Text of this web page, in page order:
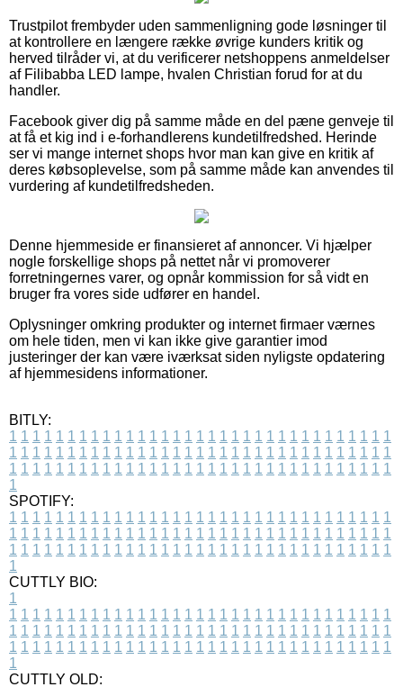
Trustpilot frembyder uden sammenligning gode løsninger til
at kontrollere en længere række øvrige kunders kritik og
herved tilråder vi, at du verificerer netshoppens anmeldelser
af Filibabba LED lampe, hvalen Christian forud for at du
handler.
Facebook giver dig på samme måde en del pæne genveje til
at få et kig ind i e-forhandlerens kundetilfredshed. Herinde
ser vi mange internet shops hvor man kan give en kritik af
deres købsoplevelse, som på samme måde kan anvendes til
vurdering af kundetilfredsheden.
Denne hjemmeside er finansieret af annoncer. Vi hjælper
nogle forskellige shops på nettet når vi promoverer
forretningernes varer, og opnår kommission for så vidt en
bruger fra vores side udfører en handel.
Oplysninger omkring produkter og internet firmaer værnes
om hele tiden, men vi kan ikke give garantier imod
justeringer der kan være iværksat siden nyligste opdatering
af hjemmesidens informationer.
BITLY:
1 1 1 1 1 1 1 1 1 1 1 1 1 1 1 1 1 1 1 1 1 1 1 1 1 1 1 1 1 1 1 1 1
1 1 1 1 1 1 1 1 1 1 1 1 1 1 1 1 1 1 1 1 1 1 1 1 1 1 1 1 1 1 1 1 1
1 1 1 1 1 1 1 1 1 1 1 1 1 1 1 1 1 1 1 1 1 1 1 1 1 1 1 1 1 1 1 1 1
1
SPOTIFY:
1 1 1 1 1 1 1 1 1 1 1 1 1 1 1 1 1 1 1 1 1 1 1 1 1 1 1 1 1 1 1 1 1
1 1 1 1 1 1 1 1 1 1 1 1 1 1 1 1 1 1 1 1 1 1 1 1 1 1 1 1 1 1 1 1 1
1 1 1 1 1 1 1 1 1 1 1 1 1 1 1 1 1 1 1 1 1 1 1 1 1 1 1 1 1 1 1 1 1
1
CUTTLY BIO:
1
1 1 1 1 1 1 1 1 1 1 1 1 1 1 1 1 1 1 1 1 1 1 1 1 1 1 1 1 1 1 1 1 1
1 1 1 1 1 1 1 1 1 1 1 1 1 1 1 1 1 1 1 1 1 1 1 1 1 1 1 1 1 1 1 1 1
1 1 1 1 1 1 1 1 1 1 1 1 1 1 1 1 1 1 1 1 1 1 1 1 1 1 1 1 1 1 1 1 1
1
CUTTLY OLD: